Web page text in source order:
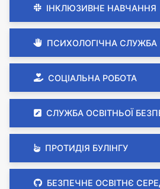
ІНКЛЮЗИВНЕ НАВЧАННЯ
ПСИХОЛОГІЧНА СЛУЖБА
СОЦІАЛЬНА РОБОТА
СЛУЖБА ОСВІТНЬОЇ
ПРОТИДІЯ БУЛІНГУ
БЕЗПЕЧНЕ ОСВІТНЄ